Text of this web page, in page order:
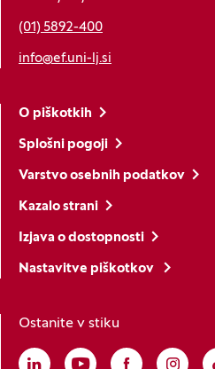
(01) 5892-400
info@ef.uni-lj.si
O piškotkih
Splošni pogoji
Varstvo osebnih podatkov
Kazalo strani
Izjava o dostopnosti
Nastavitve piškotkov
Ostanite v stiku